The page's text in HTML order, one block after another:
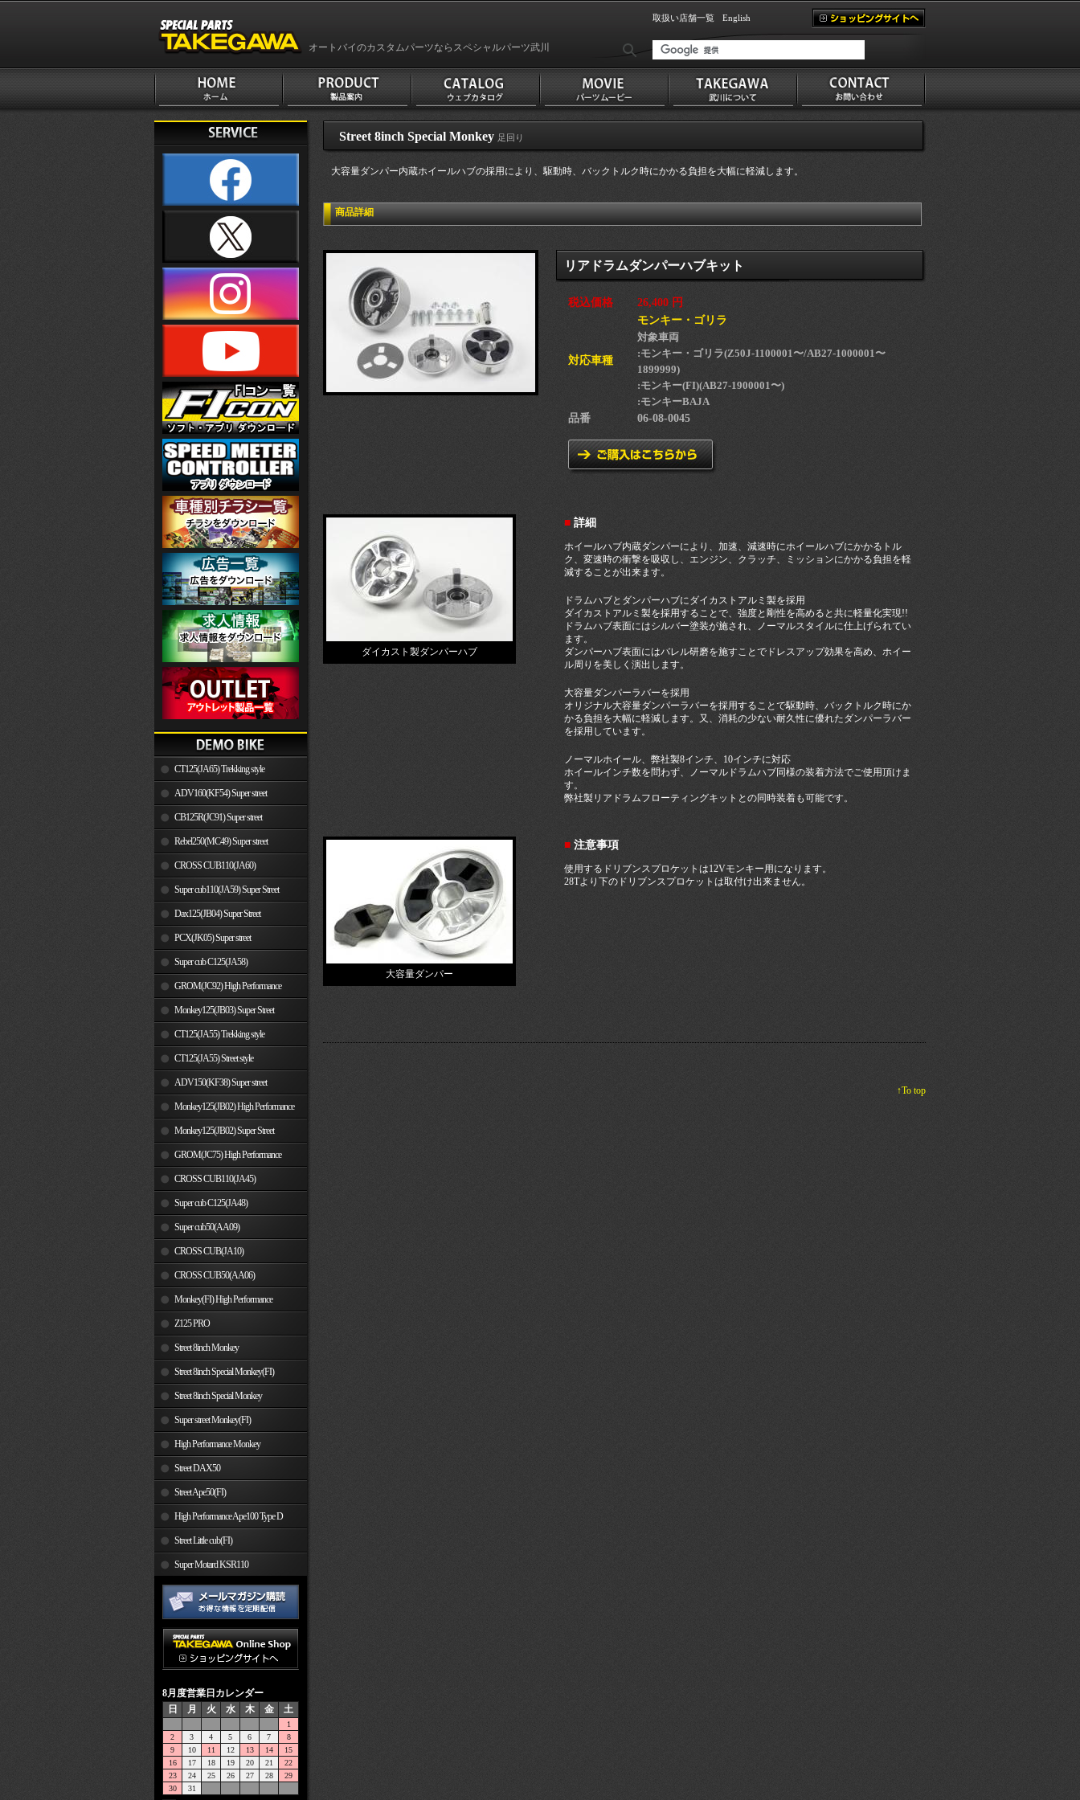
オートバイのカスタムパーツならスペシャルパーツ武川
取扱い店舗一覧 English
CT125(JA65) Trekking style
ADV160(KF54) Super street
CB125R(JC91) Super street
Rebel250(MC49) Super street
CROSS CUB110(JA60)
Super cub110(JA59) Super Street
Dax125(JB04) Super Street
PCX(JK05) Super street
Super cub C125(JA58)
GROM(JC92) High Performance
Monkey125(JB03) Super Street
CT125(JA55) Trekking style
CT125(JA55) Street style
ADV150(KF38) Super street
Monkey125(JB02) High Performance
Monkey125(JB02) Super Street
GROM(JC75) High Performance
CROSS CUB110(JA45)
Super cub C125(JA48)
Super cub50(AA09)
CROSS CUB(JA10)
CROSS CUB50(AA06)
Monkey(FI) High Performance
Z125 PRO
Street 8inch Monkey
Street 8inch Special Monkey(FI)
Street 8inch Special Monkey
Super street Monkey(FI)
High Performance Monkey
Street DAX50
Street Ape50(FI)
High Performance Ape100 Type D
Street Little cub(FI)
Super Motard KSR110
8月度営業日カレンダー
日
月 火 水 木 金 土
1
2
3 4 5 6 7
8
9
10 11 12 13 14
15
16
17 18 19 20 21
22
23
24 25 26 27 28
29
30
31
Street 8inch Special Monkey 足回り
大容量ダンパー内蔵ホイールハブの採用により、駆動時、バックトルク時にかかる負担を大幅に軽減します。
商品詳細
リアドラムダンパーハブキット
税込価格 26,400 円
対応車種
モンキー・ゴリラ
対象車両
:モンキー・ゴリラ(Z50J-1100001〜/AB27-1000001〜
1899999)
:モンキー(FI)(AB27-1900001〜)
:モンキーBAJA
品番
06-08-0045
ダイカスト製ダンパーハブ
■ 詳細
ホイールハブ内蔵ダンパーにより、加速、減速時にホイールハブにかかるトル
ク、変速時の衝撃を吸収し、エンジン、クラッチ、ミッションにかかる負担を軽
減することが出来ます。
ドラムハブとダンパーハブにダイカストアルミ製を採用
ダイカストアルミ製を採用することで、強度と剛性を高めると共に軽量化実現!!
ドラムハブ表面にはシルバー塗装が施され、ノーマルスタイルに仕上げられてい
ます。
ダンパーハブ表面にはバレル研磨を施すことでドレスアップ効果を高め、ホイー
ル周りを美しく演出します。
大容量ダンパーラバーを採用
オリジナル大容量ダンパーラバーを採用することで駆動時、バックトルク時にか
かる負担を大幅に軽減します。又、消耗の少ない耐久性に優れたダンパーラバー
を採用しています。
ノーマルホイール、弊社製8インチ、10インチに対応
ホイールインチ数を問わず、ノーマルドラムハブ同様の装着方法でご使用頂けま
す。
弊社製リアドラムフローティングキットとの同時装着も可能です。
大容量ダンパー
■ 注意事項
使用するドリブンスプロケットは12Vモンキー用になります。
28Tより下のドリブンスプロケットは取付け出来ません。
↑To top